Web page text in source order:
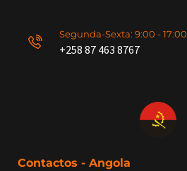
Segunda-Sexta: 9:00 - 17:00
+258 87 463 8767
Contactos - Angola